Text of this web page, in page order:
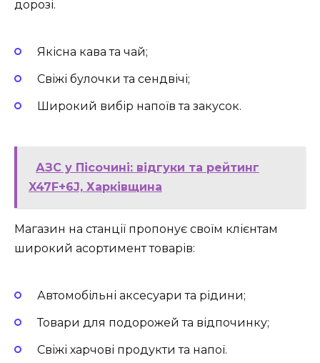
дорозі.
Якісна кава та чай;
Свіжі булочки та сендвічі;
Широкий вибір напоїв та закусок.
АЗС у Пісочині: відгуки та рейтинг
X47F+6J, Харківщина
Магазин на станції пропонує своїм клієнтам
широкий асортимент товарів:
Автомобільні аксесуари та рідини;
Товари для подорожей та відпочинку;
Свіжі харчові продукти та напої.